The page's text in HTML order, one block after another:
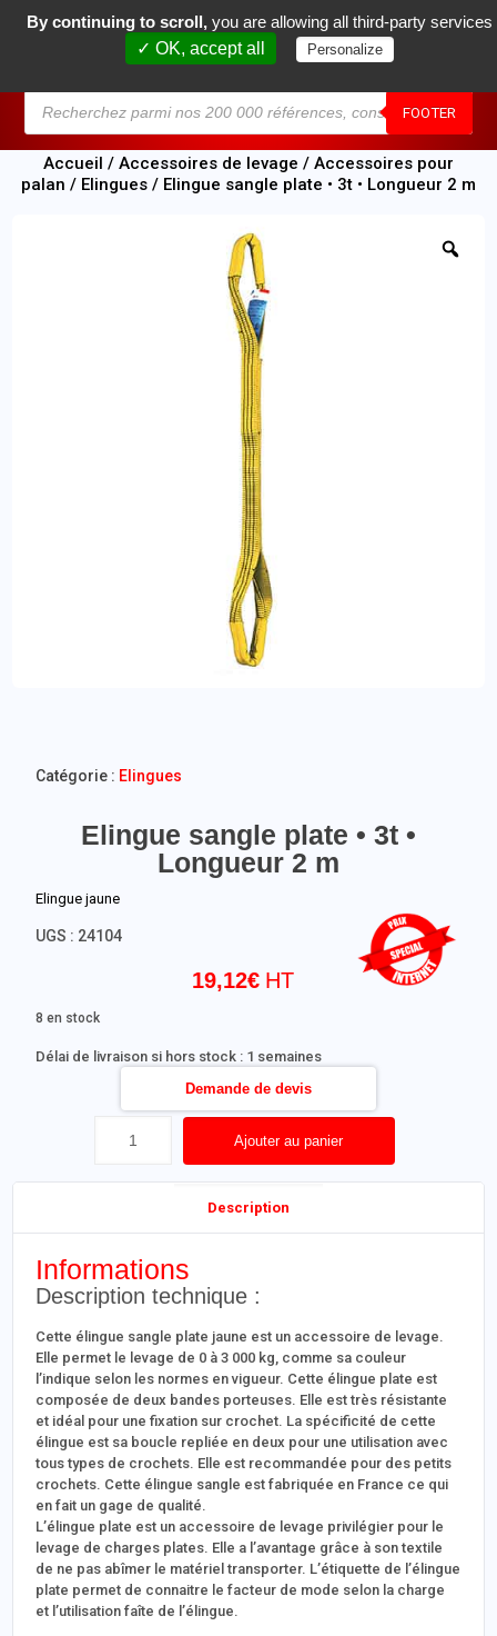
FOOTER
0
Accueil / Accessoires de levage / Accessoires pour
palan / Elingues / Elingue sangle plate • 3t • Longueur 2 m
Elingue sangle plate • 3t •
Longueur 2 m
19,12€
Délai de livraison si hors stock : 1 semaines
Elingue jaune
8 en stock
Ajouter au panier
Demande de devis
UGS : 24104
Catégorie : Elingues
Description
Informations
Description technique :
Cette élingue sangle plate jaune est un accessoire de levage.
Elle permet le levage de 0 à 3 000 kg, comme sa couleur
l’indique selon les normes en vigueur. Cette élingue plate est
composée de deux bandes porteuses. Elle est très résistante
et idéal pour une fixation sur crochet. La spécificité de cette
élingue est sa boucle repliée en deux pour une utilisation avec
tous types de crochets. Elle est recommandée pour des petits
crochets. Cette élingue sangle est fabriquée en France ce qui
en fait un gage de qualité.
L’élingue plate est un accessoire de levage privilégier pour le
levage de charges plates. Elle a l’avantage grâce à son textile
de ne pas abîmer le matériel transporter. L’étiquette de l’élingue
plate permet de connaitre le facteur de mode selon la charge
et l’utilisation faîte de l’élingue.
By continuing to scroll, you are allowing all third-party services
✓ OK, accept all
Personalize